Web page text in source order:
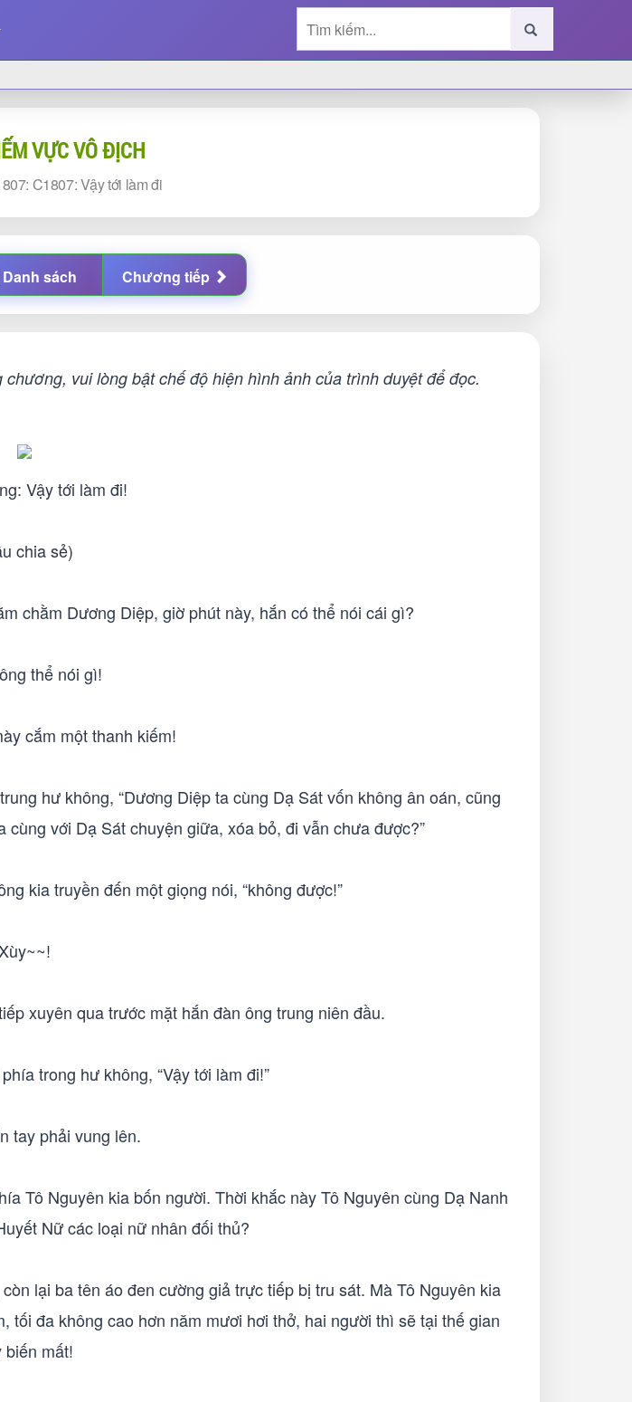
VỰC VÔ ĐỊCH
C1807: Vậy tới làm đi
Danh sách Chương tiếp
vui lòng bật chế độ hiện hình ảnh của trình duyệt để đọc.
Vậy tới làm đi!
chia sẻ)
chằm Dương Diệp, giờ phút này, hắn có thể nói cái gì?
thể nói gì!
cắm một thanh kiếm!
hư không, “Dương Diệp ta cùng Dạ Sát vốn không ân oán, cũng
với Dạ Sát chuyện giữa, xóa bỏ, đi vẫn chưa được?”
kia truyền đến một giọng nói, “không được!”
Xùy~~!
xuyên qua trước mặt hắn đàn ông trung niên đầu.
trong hư không, “Vậy tới làm đi!”
tay phải vung lên.
Tô Nguyên kia bốn người. Thời khắc này Tô Nguyên cùng Dạ Nanh
Nữ các loại nữ nhân đối thủ?
lại ba tên áo đen cường giả trực tiếp bị tru sát. Mà Tô Nguyên kia
đa không cao hơn năm mươi hơi thở, hai người thì sẽ tại thế gian
biến mất!